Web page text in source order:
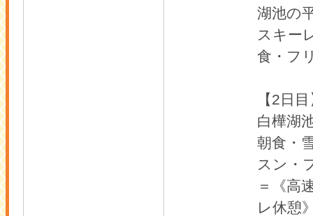
湖池の
スキー
食・フ
【2日
白樺湖
朝食・
スン・
＝《高
レ休憩